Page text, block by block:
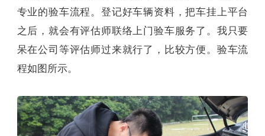
专业的验车流程。登记好车辆资料，把车挂上平台
之后，就会有评估师联络上门验车服务了。我只要
呆在公司等评估师过来就行了，比较方便。验车流
程如图所示。